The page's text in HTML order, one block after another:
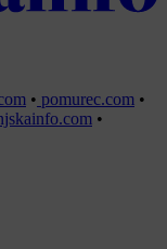
• pomurec.com •
•